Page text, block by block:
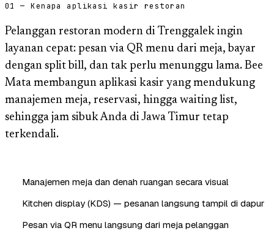
01 — Kenapa aplikasi kasir restoran
Pelanggan restoran modern di Trenggalek ingin
layanan cepat: pesan via QR menu dari meja, bayar
dengan split bill, dan tak perlu menunggu lama. Bee
Mata membangun aplikasi kasir yang mendukung
manajemen meja, reservasi, hingga waiting list,
sehingga jam sibuk Anda di Jawa Timur tetap
terkendali.
Manajemen meja dan denah ruangan secara visual
Kitchen display (KDS) — pesanan langsung tampil di dapur
Pesan via QR menu langsung dari meja pelanggan